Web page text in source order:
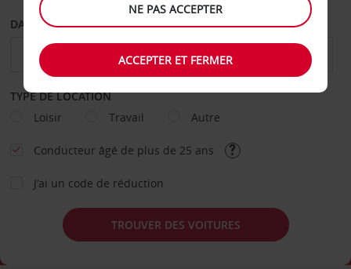
DATE DE DÉPART DATE DE RETOUR
TYPE DE LOCATION
Loisir
Travail Autre
Conducteur âgé de plus de 25 ans
J’ai un code de réduction
TROUVER DES VOITURES
NE PAS ACCEPTER
ACCEPTER ET FERMER